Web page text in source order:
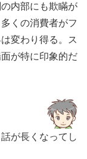
内部にも欺瞞が
くの消費者がフ
変わり得る。ス
が特に印象的だ
が長くなってし